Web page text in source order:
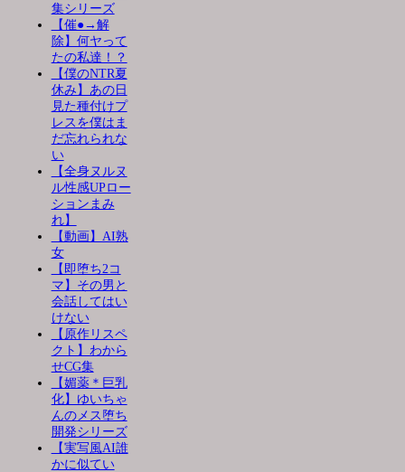
集シリーズ
【催●→解
除】何ヤって
たの私達！？
【僕のNTR夏
休み】あの日
見た種付けプ
レスを僕はま
だ忘れられな
い
【全身ヌルヌ
ル性感UPロー
ションまみ
れ】
【動画】AI熟
女
【即堕ち2コ
マ】その男と
会話してはい
けない
【原作リスペ
クト】わから
せCG集
【媚薬＊巨乳
化】ゆいちゃ
んのメス堕ち
開発シリーズ
【実写風AI誰
かに似てい